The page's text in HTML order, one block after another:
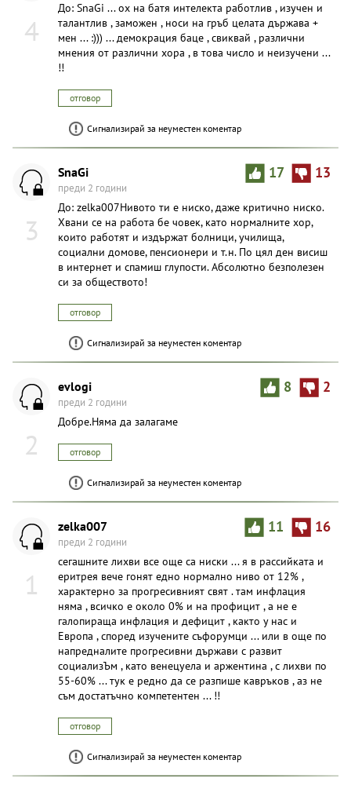
4
До: SnaGi ... ох на батя интелекта работлив , изучен и
талантлив , заможен , носи на гръб целата държава +
мен ... :))) ... демокрация баце , свиквай , различни
мнения от различни хора , в това число и неизучени ...
!!
отговор
Сигнализирай за неуместен коментар
3
17 13
SnaGi
преди 2 години
До: zelka007Нивото ти е ниско, даже критично ниско.
Хвани се на работа бе човек, като нормалните хор,
които работят и издържат болници, училища,
социални домове, пенсионери и т.н. По цял ден висиш
в интернет и спамиш глупости. Абсолютно безполезен
си за обществото!
отговор
Сигнализирай за неуместен коментар
2
8 2
evlogi
преди 2 години
Добре.Няма да залагаме
отговор
Сигнализирай за неуместен коментар
1
11 16
zelka007
преди 2 години
сегашните лихви все още са ниски ... я в рассийката и
еритрея вече гонят едно нормално ниво от 12% ,
характерно за прогресивният свят . там инфлация
няма , всичко е около 0% и на профицит , а не е
галопираща инфлация и дефицит , както у нас и
Европа , според изучените съфорумци ... или в още по
напредналите прогресивни държави с развит
социализЪм , като венецуела и аржентина , с лихви по
55-60% ... тук е редно да се разпише кавръков , аз не
съм достатъчно компетентен ... !!
отговор
Сигнализирай за неуместен коментар